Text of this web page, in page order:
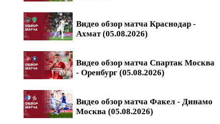
Видео обзор матча Краснодар -
Ахмат (05.08.2026)
Видео обзор матча Спартак Москва
- Оренбург (05.08.2026)
Видео обзор матча Факел - Динамо
Москва (05.08.2026)